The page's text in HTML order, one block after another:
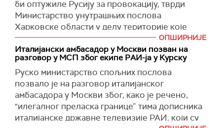
би оптужиле Русију за провокацију, тврди
Министарство унутрашњих послова
Харковске области у делу територије које
контролише Москва.
У саопштењу се тврди да су руске власти ту
информацију добиле након испитивања
украјинских ратних заробљеника, припадника
82. Одреда специјалних снага Украјине,
преносиТас .
''Тренутно је позната намера да (Украјинци)
ОПШИРНИЈЕ
Италијански амбасадор у Москви позван на
разговор у МСП због екипе РАИ-ја у Курску
Руско министарство спољних послова
позвало је на разговор италијанског
амбасадора у Москви због, како је речено,
"илегалног преласка границе” тима дописника
италијанске државне телевизије РАИ, који су